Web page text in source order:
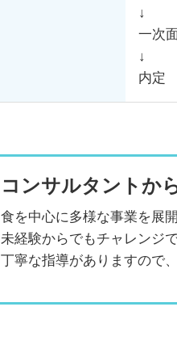
↓
一次
↓
内定
コンサルタントか
食を中心に多様な事業を展
未経験からでもチャレンジで
丁寧な指導がありますので